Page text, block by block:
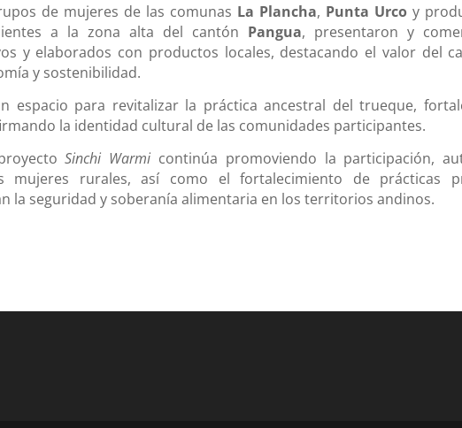
de mujeres de las comunas La Plancha, Punta Urcoy
a la zona alta del cantón Pangua, presentaron y
y elaborados con productos locales, destacando el valor del
y sostenibilidad.
espacio para revitalizar la práctica ancestral del trueque,
la identidad cultural de las comunidades participantes.
Sinchi Warmi continúa promoviendo la participación,
mujeres rurales, así como el fortalecimiento de prácticas
la seguridad y soberanía alimentaria en los territorios andinos.